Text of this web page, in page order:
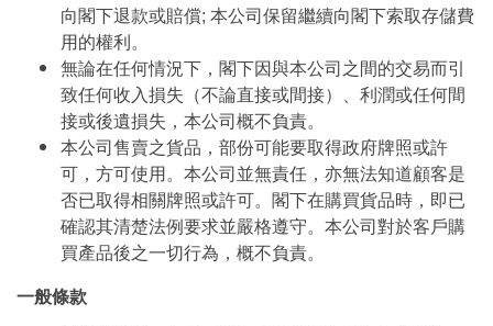
向閣下退款或賠償; 本公司保留繼續向閣下索取存儲費
用的權利。
無論在任何情況下，閣下因與本公司之間的交易而引
致任何收入損失（不論直接或間接）、利潤或任何間
接或後遺損失，本公司概不負責。
本公司售賣之貨品，部份可能要取得政府牌照或許
可，方可使用。本公司並無責任，亦無法知道顧客是
否已取得相關牌照或許可。閣下在購買貨品時，即已
確認其清楚法例要求並嚴格遵守。本公司對於客戶購
買產品後之一切行為，概不負責。
一般條款